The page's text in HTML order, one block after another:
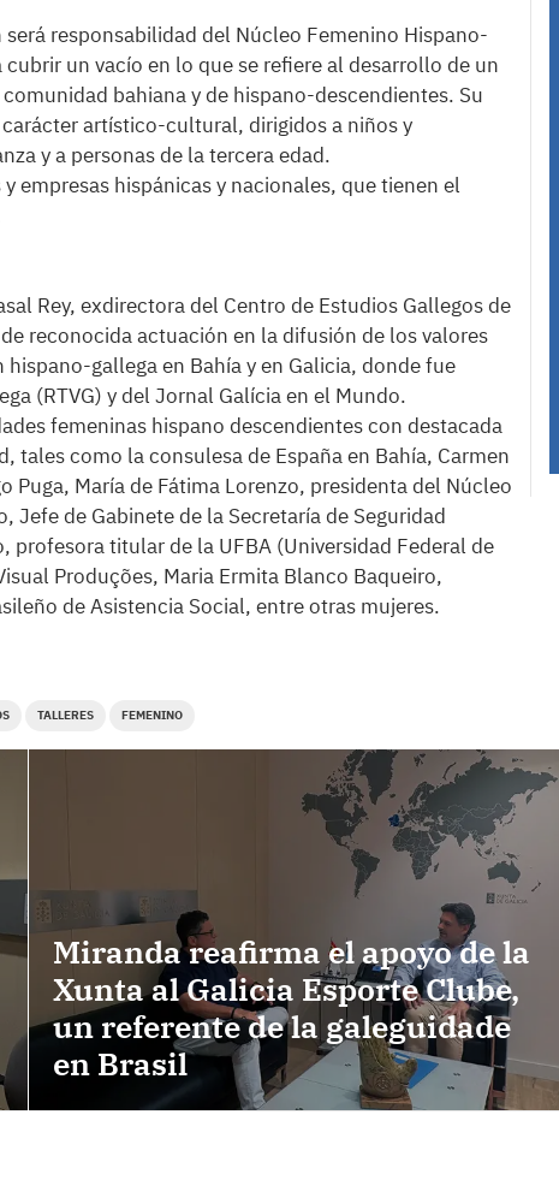
responsabilidad del Núcleo Femenino Hispano-
un vacío en lo que se refiere al desarrollo de un
bahiana y de hispano-descendientes. Su
artístico-cultural, dirigidos a niños y
y a personas de la tercera edad.
empresas hispánicas y nacionales, que tienen el
Rey, exdirectora del Centro de Estudios Gallegos de
reconocida actuación en la difusión de los valores
gallega en Bahía y en Galicia, donde fue
(RTVG) y del Jornal Galícia en el Mundo.
femeninas hispano descendientes con destacada
tales como la consulesa de España en Bahía, Carmen
Puga, María de Fátima Lorenzo, presidenta del Núcleo
Jefe de Gabinete de la Secretaría de Seguridad
profesora titular de la UFBA (Universidad Federal de
Produções, Maria Ermita Blanco Baqueiro,
de Asistencia Social, entre otras mujeres.
TALLERES FEMENINO
Miranda reafirma el apoyo de la
Xunta al Galicia Esporte Clube,
un referente de la galeguidade
en Brasil